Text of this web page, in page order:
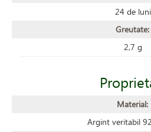
24 de luni
Greutate:
2,7 g
Material:
Argint veritabil